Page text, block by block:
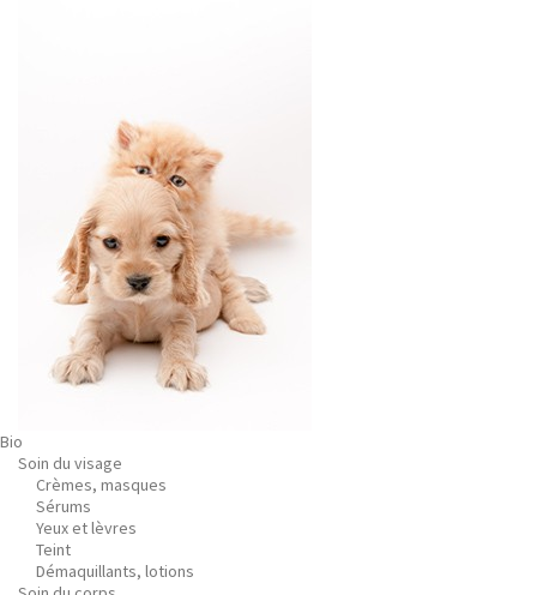
Bio
Soin du visage
Crèmes, masques
Sérums
Yeux et lèvres
Teint
Démaquillants, lotions